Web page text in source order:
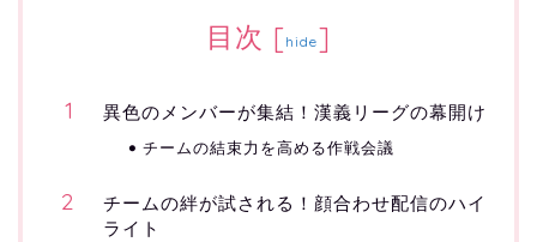
目次 [hide]
異色のメンバーが集結！漢義リーグの幕開け
チームの結束力を高める作戦会議
チームの絆が試される！顔合わせ配信のハイ
ライト